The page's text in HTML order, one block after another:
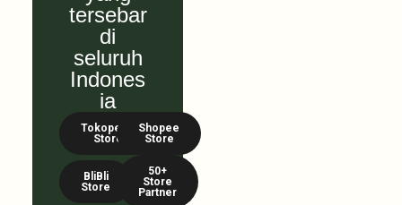
tersebar
di
seluruh
Indones
ia
BliBli
Store
50+
Store
Partner
Tokopedia
Store
Shopee
Store